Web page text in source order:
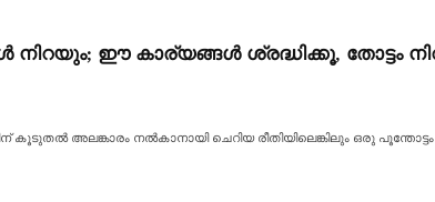
നിറയും; ഈ കാര്യങ്ങൾ ശ്രദ്ധിക്കൂ, തോട്ടം
കൂടുതൽ അലങ്കാരം നൽകാനായി ചെറിയ രീതിയിലെങ്കിലും ഒരു